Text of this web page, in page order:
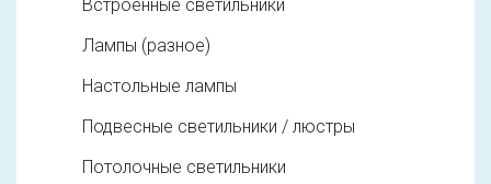
Встроенные светильники
Лампы (разное)
Настольные лампы
Подвесные светильники / люстры
Потолочные светильники